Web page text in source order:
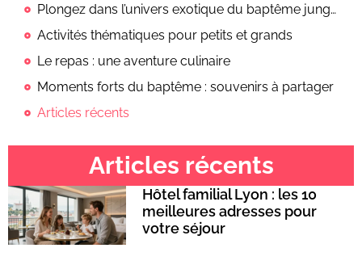
Plongez dans l’univers exotique du baptême jungle
Activités thématiques pour petits et grands
Le repas : une aventure culinaire
Moments forts du baptême : souvenirs à partager
Articles récents
Articles récents
Hôtel familial Lyon : les 10
meilleures adresses pour
votre séjour